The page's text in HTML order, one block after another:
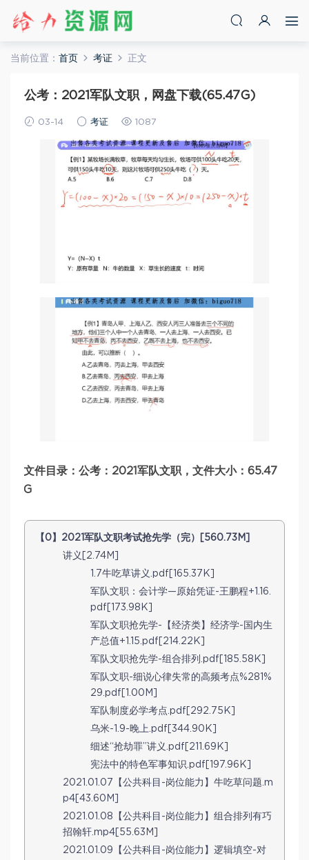
当前位置： 首页 考证 正文
公考：2021军队文职，网盘下载(65.47G)
03-14 考证 1087
文件目录：公考：2021军队文职，文件大小：65.47
G
【0】2021军队文职考试抢先学（完）[560.73M]
讲义[2.74M]
1.7牛吃草讲义.pdf[165.37K]
军队文职：会计学—原始凭证-王鹏程+1.16.
pdf[173.98K]
军队文职抢先学-【经济类】经济学-国内生
产总值+1.15.pdf[214.22K]
军队文职抢先学-组合排列.pdf[185.58K]
军队文职-细说心律失常的高频考点%281%
29.pdf[1.00M]
军队制度必学考点.pdf[292.75K]
乌米-1.9-晚上.pdf[344.90K]
细述“抢劫罪”讲义.pdf[211.69K]
宪法中的特色军事知识.pdf[197.96K]
2021.01.07【公共科目-岗位能力】牛吃草问题.m
p4[43.60M]
2021.01.08【公共科目-岗位能力】组合排列有巧
招翰轩.mp4[55.63M]
2021.01.09【公共科目-岗位能力】逻辑填空-对